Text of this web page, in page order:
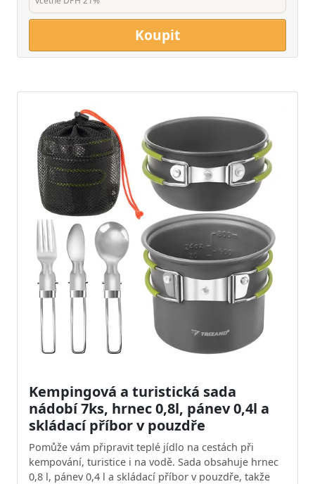
Koupit
Kempingová a turistická sada
nádobí 7ks, hrnec 0,8l, pánev 0,4l a
skládací příbor v pouzdře
Pomůže vám připravit teplé jídlo na cestách při
kempování, turistice i na vodě. Sada obsahuje hrnec
0,8 l, pánev 0,4 l a skládací příbor v pouzdře, takže